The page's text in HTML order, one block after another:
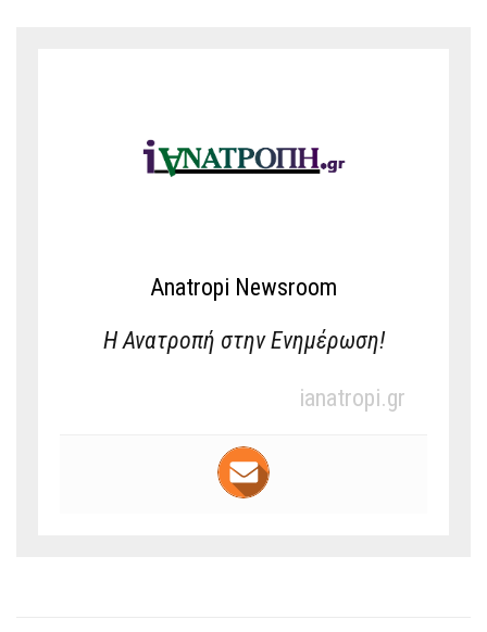
Anatropi Newsroom
Η Ανατροπή στην Ενημέρωση!
ianatropi.gr